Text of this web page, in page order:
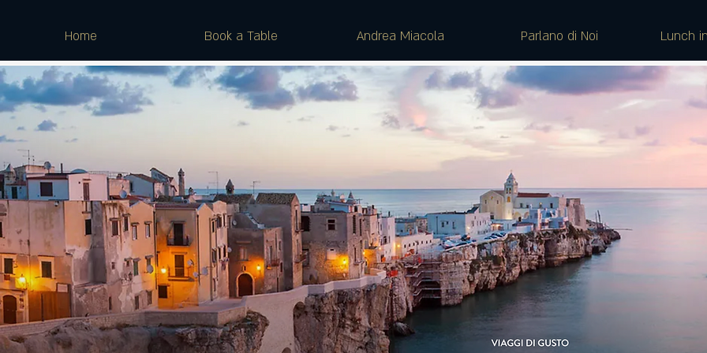
Home Book a Table Andrea Miacola Parlano di Noi Lunch